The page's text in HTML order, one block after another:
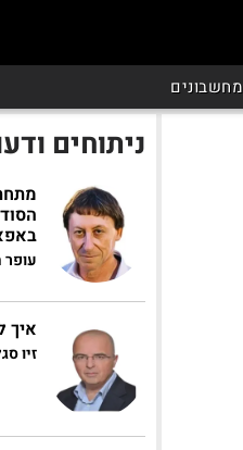
מחשבונים
ניתוחים
איך
זיו